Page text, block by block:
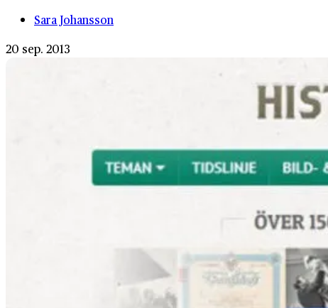
Sara Johansson
20 sep. 2013